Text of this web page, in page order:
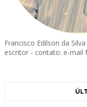
Francisco Edilson da
escritor - contato: e-mail